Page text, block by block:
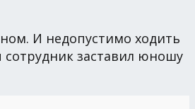
И недопустимо ходить
заставил юношу